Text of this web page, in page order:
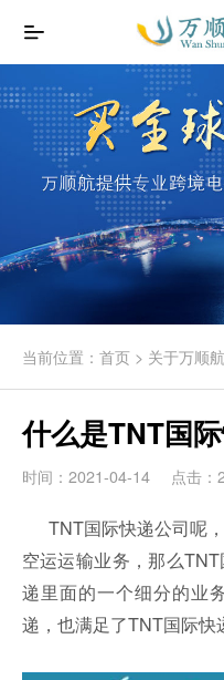
当前位置： 首页> 关于万顺航
什么是TNT国
时间：2021-04-14 点击：
TNT国际快递公司呢
空运运输业务，那么
递里面的一个细分的业
递，也满足了TNT国际快